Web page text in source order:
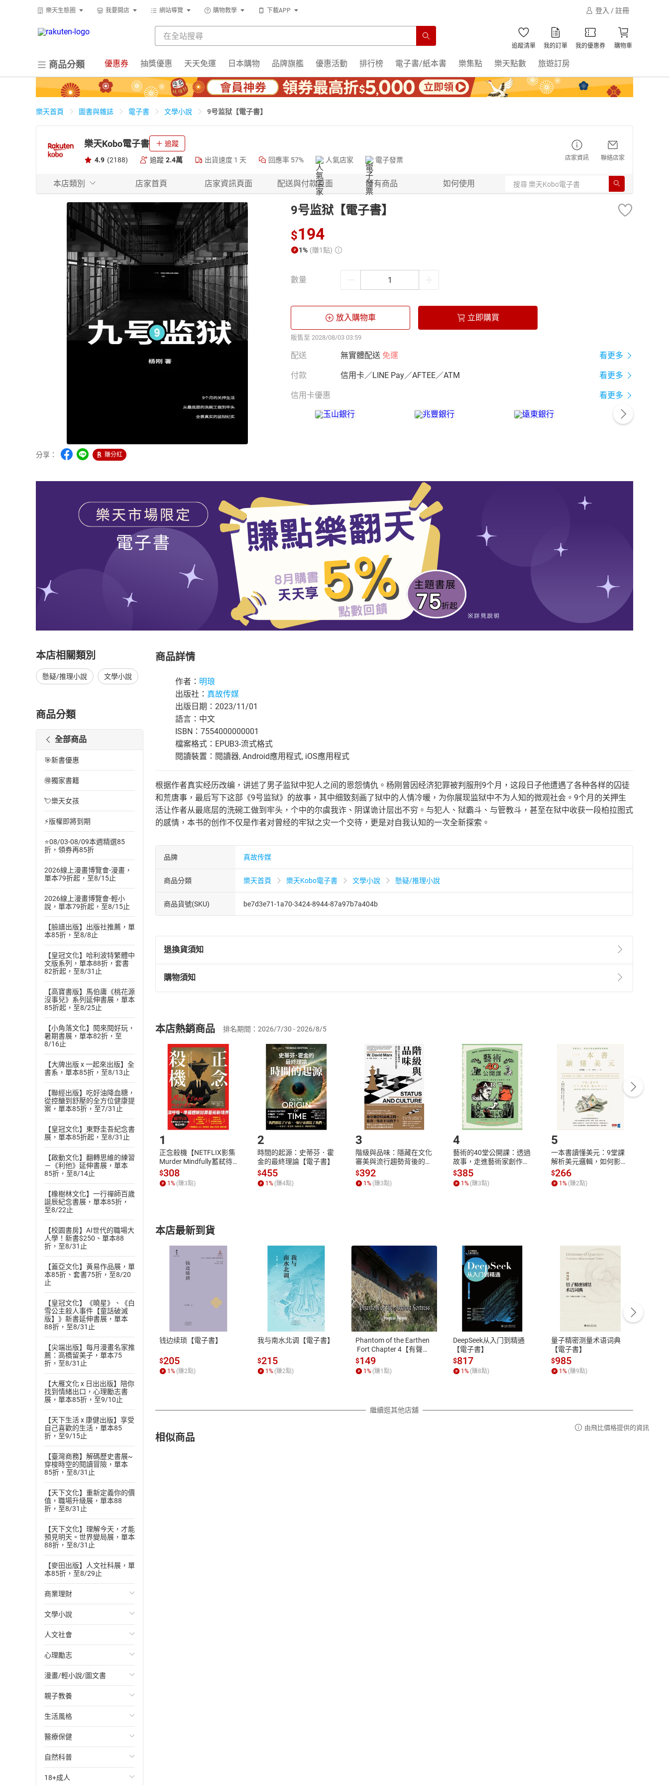
樂天生態圈 我要開店 網站導覽 購物教學 下載APP 登入 / 註冊
追蹤清單 我的訂單 我的優惠券 購物車
商品分類 優惠券 抽獎優惠 天天免運 日本購物 品牌旗艦 優惠活動 排行榜 電子書/紙本書 樂集點 樂天點數 旅遊訂房
樂天首頁 圖書與雜誌 電子書 文學小說 9号监狱【電子書】
樂天Kobo電子書 追蹤
4.9 (2188) 追蹤 2.4萬 出貨速度 1 天 回應率 57% 人氣店家 電子發票 店家資訊 聯絡店家
本店類別 店家首頁 店家資訊頁面 配送與付款頁面 所有商品 如何使用
分享： 賺分紅
9号监狱【電子書】
$194
1% (賺1點)
數量
放入購物車 立即購買
販售至 2028/08/03 03:59
配送 無實體配送 免運 看更多
付款 信用卡／LINE Pay／AFTEE／ATM 看更多
信用卡優惠 看更多
本店相關類別
懸疑/推理小說 文學小說
商品分類
全部商品
🎯新書優惠
🉐獨家書籍
💘樂天女孩
⚡版權即將到期
⭐08/03-08/09本週精選85
折，領券再85折
2026線上漫畫博覽會-漫畫，
單本79折起，至8/15止
2026線上漫畫博覽會-輕小
說，單本79折起，至8/15止
【臉譜出版】出版社推薦，單
本85折，至8/8止
【皇冠文化】哈利波特繁體中
文版系列，單本88折，套書
82折起，至8/31止
【高寶書版】馬伯庸《桃花源
沒事兒》系列延伸書展，單本
85折起，至8/25止
【小角落文化】閱來閱好玩，
暑期書展，單本82折，至
8/16止
【大牌出版 x 一起來出版】全
書系，單本85折，至8/13止
【聯經出版】吃好油降血糖，
從控醣到舒壓的全方位健康提
案，單本85折，至7/31止
【皇冠文化】東野圭吾紀念書
展，單本85折起，至8/31止
【啟動文化】翻轉思維的練習
－《利他》延伸書展，單本
85折，至8/14止
【橡樹林文化】一行禪師百歲
誕辰紀念書展，單本85折，
至8/22止
【校園書房】AI世代的職場大
人學！新書$250、單本88
折，至8/31止
【蓋亞文化】黃易作品展，單
本85折、套書75折，至8/20
止
【皇冠文化】《曉星》、《白
雪公主殺人事件【童話破滅
版】》新書延伸書展，單本
88折，至8/31止
【尖端出版】每月漫畫名家推
薦：高橋留美子，單本75
折，至8/31止
【大雁文化 x 日出出版】陪你
找到情緒出口，心理勵志書
展，單本85折，至9/10止
【天下生活 x 康健出版】享受
自己喜歡的生活，單本85
折，至9/15止
【臺灣商務】解碼歷史書展~
穿梭時空的閱讀冒險，單本
85折，至8/31止
【天下文化】重新定義你的價
值，職場升級展，單本88
折，至8/31止
【天下文化】理解今天，才能
預見明天。世界變局展，單本
88折，至8/31止
【麥田出版】人文社科展，單
本85折，至8/29止
商業理財
投資理財
經濟/趨勢
財務/金融
管理/領導
職場工作術
成功法
行銷/廣告
傳記
商務/商學
文學小說
歐美文學
日本文學
韓國文學
華文文學
經典文學
成長/家庭生活小說
懸疑/推理小說
科幻/奇幻小說
人文社會
國際關係
政治
社會科學
台灣/中國歷史
日/韓歷史
其他歷史/史學
法律
心理勵志
心靈成長/情緒
人際關係
兩性關係
心理學
漫畫/輕小說/圖文書
輕小說
奇幻/科幻
愛情故事
職場/社會寫實
懸疑/推理
親子教養
教育現場
兒童文學/故事
兒童科普/學習
育兒百科
生活風格
飲食/食譜
健身/美顏
運動/遊戲
醫療保健
健康/養生
常見疾病
自然科普
生物科學
18+成人
商品詳情
作者： 明琅
出版社： 真故传媒
出版日期：2023/11/01
語言：中文
ISBN：7554000000001
檔案格式：EPUB3-流式格式
閱讀裝置：閱讀器, Android應用程式, iOS應用程式
根据作者真实经历改编，讲述了男子监狱中犯人之间的恩怨情仇。杨刚曾因经济犯罪被判服刑9个月，这段日子他遭遇了各种各样的囚徒
和荒唐事，最后写下这部《9号监狱》的故事，其中细致刻画了狱中的人情冷暖，为你展现监狱中不为人知的微观社会。9个月的关押生
活让作者从最底层的洗碗工做到牢头，个中的尔虞我诈、阴谋诡计层出不穷。与犯人、狱霸斗、与管教斗，甚至在狱中收获一段柏拉图式
的感情，本书的创作不仅是作者对曾经的牢狱之灾一个交待，更是对自我认知的一次全新探索。
品牌 真故传媒
商品分類 樂天首頁 樂天Kobo電子書 文學小說 懸疑/推理小說
商品貨號(SKU) be7d3e71-1a70-3424-8944-87a97b7a404b
退換貨須知
退換貨規定：
(一)依消費者保護法第19條第1項後段暨通訊交易解除權合理例外情事適用準則第2條第5款之規定，「非以有形媒介提供之數位
(二)消費者訂購本店鋪之商品即代表知悉本店鋪所銷售之商品為電子書，屬非以有形媒介提供之數位內容，消費者同意若訂購後
且已下載/存取電子書，不得請求退貨退款。
退貨方式：您欲取消訂單或辦理退貨時，請登入樂天市場，並於「我的訂單」中點選「瀏覽訂單明細」
「申請取消訂單/ 退
貨」，本店鋪將依您的申請進行審核，待審核通過後將為您辦理退款事宜。
請注意，樂天市場須以整筆訂單為單位進行取消/退貨，恕無法以單支商品取消/退貨。
購物須知
挑選商品
Choose
放入購物車
Shopping cart
登入帳號
Login
付款方式
Payment
完成訂單
Complete
購書後，如何開始使用？
Step1.選擇閱讀載具 Step2.登入帳號，下載書籍後看書
付款方式
ATM轉帳、信用卡、LINE PAY、AFTEE
退換貨規範
本店是否提供消費者保護法七日猶豫期
之權利，遽消費者保護法及通訊交易解
除權合理例外情事適用準則，依商品性
質各有不同規定。詳細退換貨說明請參
照各商品說明。
客服資訊
服務時間：週一到週五 10:00-12:00、
13:00-17:00 (國定假日及例假日休息)
客服電話：0080-1857077
本店熱銷商品 排名期間：2026/7/30 - 2026/8/5
1
正念殺機【NETFLIX影集
Murder Mindfully蓄弒待
發】【電子書】
$308
1 % (賺3點)
2
時間的起源：史蒂芬．霍
金的最終理論【電子書】
$455
1 % (賺4點)
3
階級與品味：隱藏在文化
審美與流行趨勢背後的地
位渴望【電子書】
$392
1 % (賺3點)
4
藝術的40堂公開課：透過
故事，走進藝術家創作現
場，看藝術如何誕生、如
何形塑人類生活【電子
書】
$385
1% (賺3點)
5
一本書讀懂美元：9堂課
解析美元邏輯，如何影響
全球經濟和每個人的投資
【電子書】
$266
1% (賺2點)
本店最新到貨
钱边续琐【電子書】
$205
1 % (賺2點)
我与南水北调【電子書】
$215
1 % (賺2點)
Phantom of the Earthen
Fort Chapter 4【有聲
書】
$149
1 % (賺1 點)
DeepSeek从入门到精通
【電子書】
$817
1% (賺8點)
量子精密测量术语词典
【電子書】
$985
1% (賺9點)
繼續逛其他店舖
相似商品
由飛比價格提供的資訊